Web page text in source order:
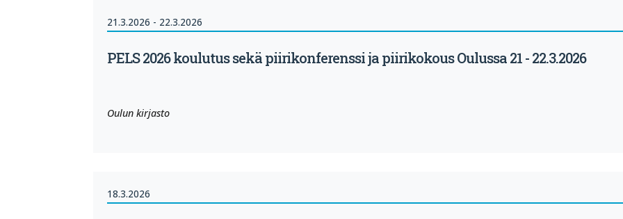
21.3.2026 - 22.3.2026
PELS 2026 koulutus sekä piirikonferenssi ja piirikokous Oulussa 21 - 22.3.2026
Oulun kirjasto
18.3.2026